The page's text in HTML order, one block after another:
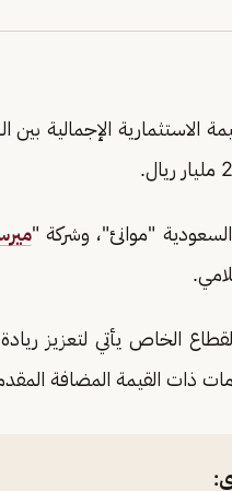
الاستثمارية الإجمالية بين
السعودية "موانئ"، وشركة "
الخاص يأتي لتعزيز
ذات القيمة المضافة